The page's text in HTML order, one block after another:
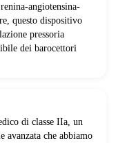
angiotensina-
questo dispositivo
pressoria
dei barocettori
di classe IIa, un
avanzata che abbiamo